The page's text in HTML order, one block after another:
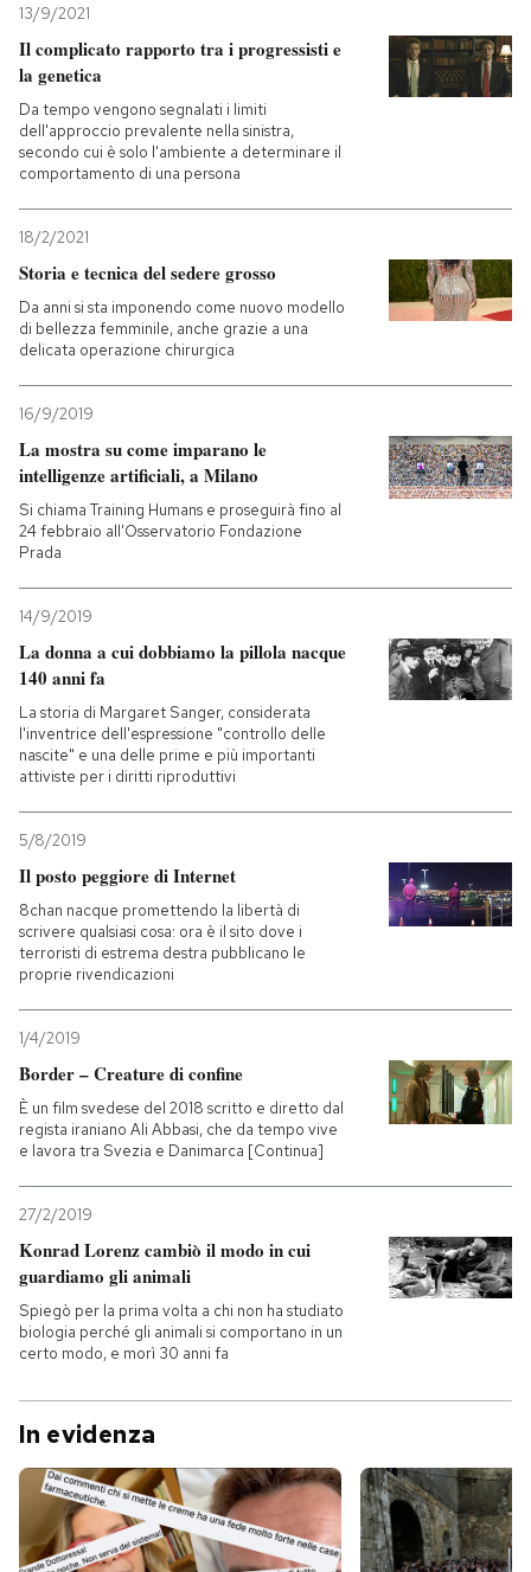
13/9/2021
Il complicato rapporto tra i progressisti e
la genetica
Da tempo vengono segnalati i limiti
dell'approccio prevalente nella sinistra,
secondo cui è solo l'ambiente a determinare il
comportamento di una persona
18/2/2021
Storia e tecnica del sedere grosso
Da anni si sta imponendo come nuovo modello
di bellezza femminile, anche grazie a una
delicata operazione chirurgica
16/9/2019
La mostra su come imparano le
intelligenze artificiali, a Milano
Si chiama Training Humans e proseguirà fino al
24 febbraio all'Osservatorio Fondazione
Prada
14/9/2019
La donna a cui dobbiamo la pillola nacque
140 anni fa
La storia di Margaret Sanger, considerata
l'inventrice dell'espressione "controllo delle
nascite" e una delle prime e più importanti
attiviste per i diritti riproduttivi
5/8/2019
Il posto peggiore di Internet
8chan nacque promettendo la libertà di
scrivere qualsiasi cosa: ora è il sito dove i
terroristi di estrema destra pubblicano le
proprie rivendicazioni
1/4/2019
Border – Creature di confine
È un film svedese del 2018 scritto e diretto dal
regista iraniano Ali Abbasi, che da tempo vive
e lavora tra Svezia e Danimarca [Continua]
27/2/2019
Konrad Lorenz cambiò il modo in cui
guardiamo gli animali
Spiegò per la prima volta a chi non ha studiato
biologia perché gli animali si comportano in un
certo modo, e morì 30 anni fa
In evidenza